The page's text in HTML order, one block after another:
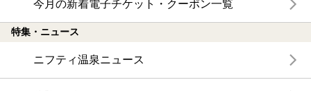
今月の新着電子チケット・クーポン一覧
特集・ニュース
ニフティ温泉ニュース